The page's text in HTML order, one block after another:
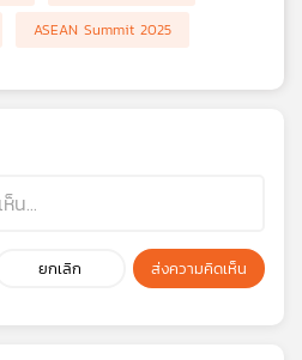
ASEAN Summit 2025
ยกเลิก ส่งความคิดเห็น